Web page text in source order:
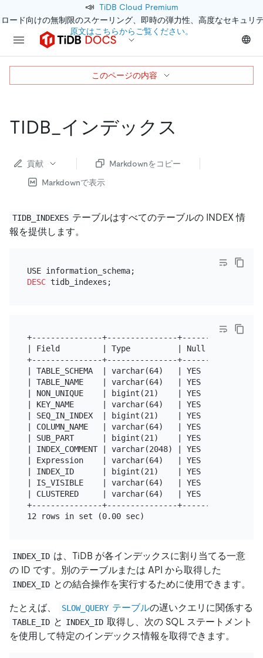
📣 TiDB Cloud Premium
ード向けの無制限のスケーリング、即時の弾力性、高度なセキュリ
原文はこちらからご覧ください。
TIDB_インデックス
貢献
Markdownをコピー
Markdownで表示
TIDB_INDEXES テーブルはすべてのテーブルの INDEX 情
報を提供します。
DESC
+---------------+---------------+------+------
| Field         | Type          | Null | Key  |
+---------------+---------------+------+------
| TABLE_SCHEMA  | varchar(64)   | YES  |
| TABLE_NAME    | varchar(64)   | YES  |      |
| NON_UNIQUE    | bigint(21)    | YES  |      |
| KEY_NAME      | varchar(64)   | YES  |      |
| SEQ_IN_INDEX  | bigint(21)    | YES  |      |
| COLUMN_NAME   | varchar(64)   | YES  |
| SUB_PART      | bigint(21)    | YES  |      |
| INDEX_COMMENT | varchar(2048) | YES  |
| Expression    | varchar(64)   | YES  |      |
| INDEX_ID      | bigint(21)    | YES  |      |
| IS_VISIBLE    | varchar(64)   | YES  |      |
| CLUSTERED     | varchar(64)   | YES  |      |
+---------------+---------------+------+------
INDEX_ID は、TiDB が各インデックスに割り当てる一意
の ID です。別のテーブルまたは API から取得した
INDEX_ID との結合操作を実行するために使用できます。
たとえば、 SLOW_QUERY テーブルの遅いクエリに関係する
TABLE_ID と INDEX_ID 取得し、次の SQL ステートメント
を使用して特定のインデックス情報を取得できます。
このページの内容